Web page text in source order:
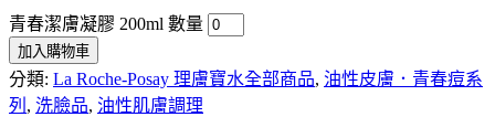
青春潔膚凝膠 200ml 數量
加入購物車
分類: La Roche-Posay 理膚寶水全部商品, 油性皮膚．青春痘系
列 , 洗臉品, 油性肌膚調理